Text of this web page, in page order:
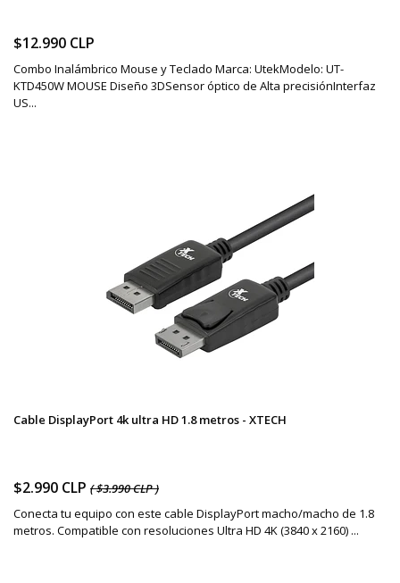
$12.990 CLP
Combo Inalámbrico Mouse y Teclado Marca: UtekModelo: UT-
KTD450W MOUSE Diseño 3DSensor óptico de Alta precisiónInterfaz
US...
Cable DisplayPort 4k ultra HD 1.8 metros - XTECH
$2.990 CLP ( $3.990 CLP )
Conecta tu equipo con este cable DisplayPort macho/macho de 1.8
metros. Compatible con resoluciones Ultra HD 4K (3840 x 2160) ...